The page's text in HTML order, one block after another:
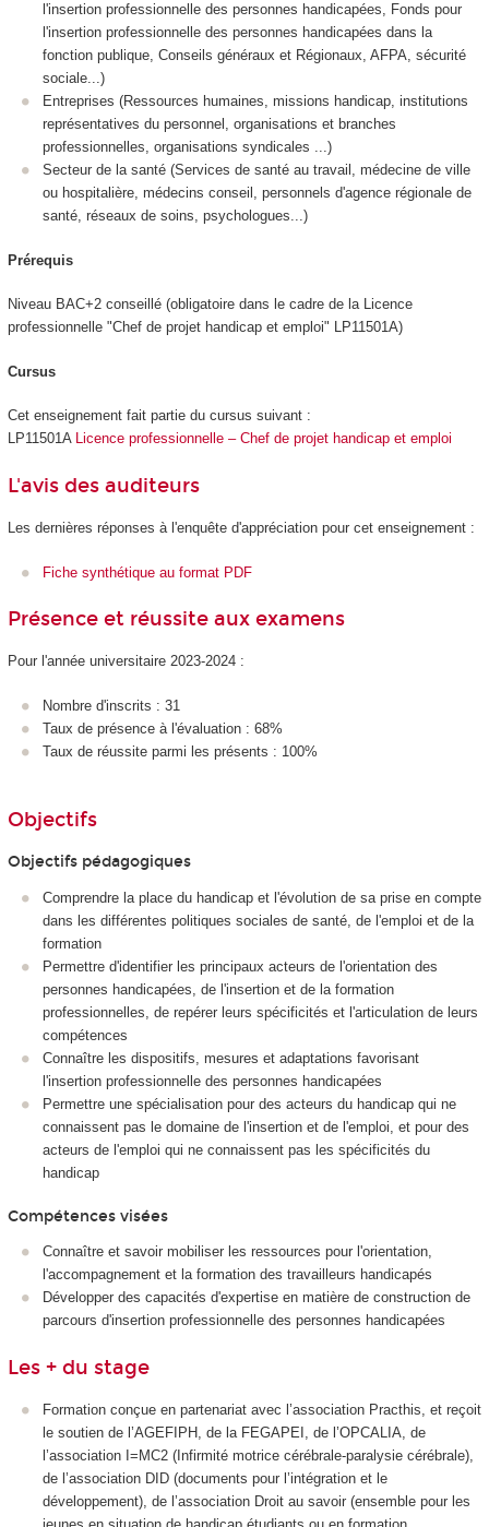
l'insertion professionnelle des personnes handicapées, Fonds pour
l'insertion professionnelle des personnes handicapées dans la
fonction publique, Conseils généraux et Régionaux, AFPA, sécurité
sociale...)
Entreprises (Ressources humaines, missions handicap, institutions
représentatives du personnel, organisations et branches
professionnelles, organisations syndicales ...)
Secteur de la santé (Services de santé au travail, médecine de ville
ou hospitalière, médecins conseil, personnels d'agence régionale de
santé, réseaux de soins, psychologues...)
Prérequis
Niveau BAC+2 conseillé (obligatoire dans le cadre de la Licence
professionnelle "Chef de projet handicap et emploi" LP11501A)
Cursus
Cet enseignement fait partie du cursus suivant :
LP11501ALicence professionnelle – Chef de projet handicap et emploi
L'avis des auditeurs
Les dernières réponses à l'enquête d'appréciation pour cet enseignement :
Fiche synthétique au format PDF
Présence et réussite aux examens
Pour l'année universitaire 2023-2024 :
Nombre d'inscrits : 31
Taux de présence à l'évaluation : 68%
Taux de réussite parmi les présents : 100%
Objectifs
Objectifs pédagogiques
Comprendre la place du handicap et l'évolution de sa prise en compte
dans les différentes politiques sociales de santé, de l'emploi et de la
formation
Permettre d'identifier les principaux acteurs de l'orientation des
personnes handicapées, de l'insertion et de la formation
professionnelles, de repérer leurs spécificités et l'articulation de leurs
compétences
Connaître les dispositifs, mesures et adaptations favorisant
l'insertion professionnelle des personnes handicapées
Permettre une spécialisation pour des acteurs du handicap qui ne
connaissent pas le domaine de l'insertion et de l'emploi, et pour des
acteurs de l'emploi qui ne connaissent pas les spécificités du
handicap
Compétences visées
Connaître et savoir mobiliser les ressources pour l'orientation,
l'accompagnement et la formation des travailleurs handicapés
Développer des capacités d'expertise en matière de construction de
parcours d'insertion professionnelle des personnes handicapées
Les + du stage
Formation conçue en partenariat avec l’association Practhis, et reçoit
le soutien de l’AGEFIPH, de la FEGAPEI, de l’OPCALIA, de
l’association I=MC2 (Infirmité motrice cérébrale-paralysie cérébrale),
de l’association DID (documents pour l’intégration et le
développement), de l’association Droit au savoir (ensemble pour les